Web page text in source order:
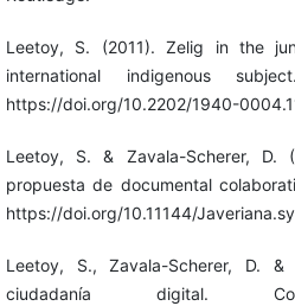
Leetoy, S. (2011). Zelig in the
international indigenous
https://doi.org/10.2202/1940-
Leetoy, S. & Zavala-Scherer, D.
propuesta de documental
https://doi.org/10.11144/
Leetoy, S., Zavala-Scherer, D.
ciudadanía digital.